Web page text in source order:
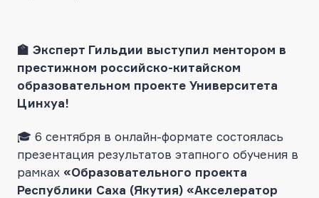
🏫 Эксперт Гильдии выступил ментором в
престижном российско-китайском
образовательном проекте Университета
Цинхуа!
🎓 6 сентября в онлайн-формате состоялась
презентация результатов этапного обучения в
рамках «Образовательного проекта
Республики Саха (Якутия) «Акселератор